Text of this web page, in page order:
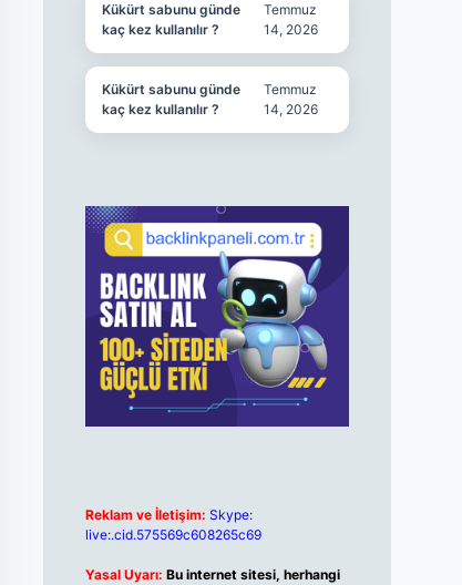
Kükürt sabunu günde
kaç kez kullanılır ?
Temmuz
14, 2026
Kükürt sabunu günde
kaç kez kullanılır ?
Temmuz
14, 2026
Reklam ve İletişim: Skype:
live:.cid.575569c608265c69
Yasal Uyarı: Bu internet sitesi, herhangi